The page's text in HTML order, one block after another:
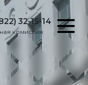
32-15-14
комиссия